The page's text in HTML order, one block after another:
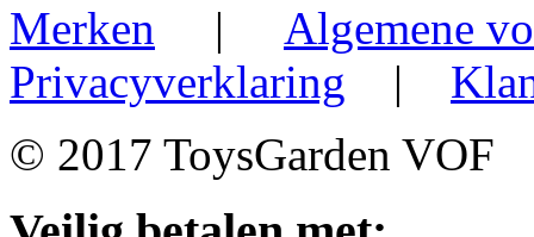
Merken | Algemene
Privacyverklaring |
© 2017 ToysGarden VOF